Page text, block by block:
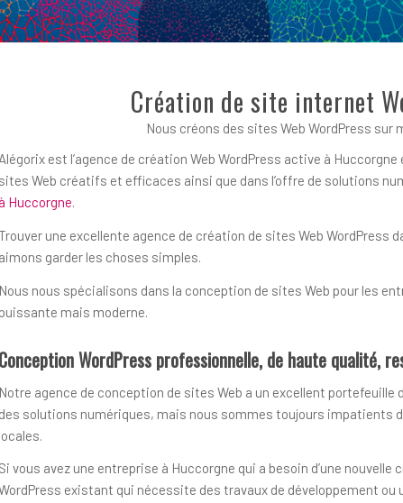
Création de site internet
Nous créons des sites Web WordPress sur
Alégorix est l’agence de création Web WordPress active à
sites Web créatifs et efficaces ainsi que dans l’offre de solutions
à Huccorgne.
Trouver une excellente agence de création de sites Web
aimons garder les choses simples.
Nous nous spécialisons dans la conception de sites Web pour les
puissante mais moderne.
Conception WordPress professionnelle, de haute qualité,
Notre agence de conception de sites Web a un excellent
des solutions numériques, mais nous sommes toujours impatients
locales.
Si vous avez une entreprise à Huccorgne qui a besoin d’une
existant qui nécessite des travaux de développement